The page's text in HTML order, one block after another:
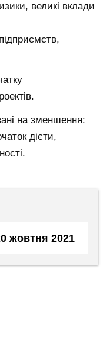
великі вклади
на зменшення:
дієти,
жовтня 2021